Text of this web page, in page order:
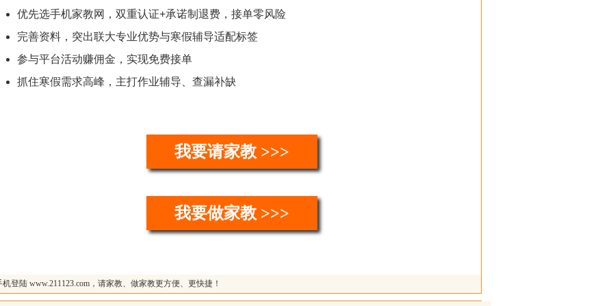
优先选手机家教网，双重认证+承诺制退费，接单零风险
完善资料，突出联大专业优势与寒假辅导适配标签
参与平台活动赚佣金，实现免费接单
抓住寒假需求高峰，主打作业辅导、查漏补缺
我要请家教 >>>
我要做家教 >>>
机登陆 www.211123.com，请家教、做家教更方便、更快捷！